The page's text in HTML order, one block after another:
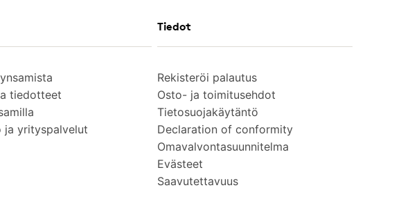
tiedotteet
ja yrityspalvelut
Tiedot
Rekisteröi palautus
Osto- ja toimitusehdot
Tietosuojakäytäntö
Declaration of conformity
Omavalvontasuunnitelma
Evästeet
Saavutettavuus